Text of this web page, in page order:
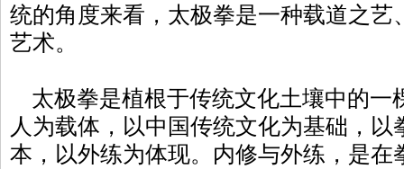
统的角度来看，太极拳是一种载道之艺
艺术。
太极拳是植根于传统文化土壤中的一
人为载体，以中国传统文化为基础，
本，以外练为体现。内修与外练，是在